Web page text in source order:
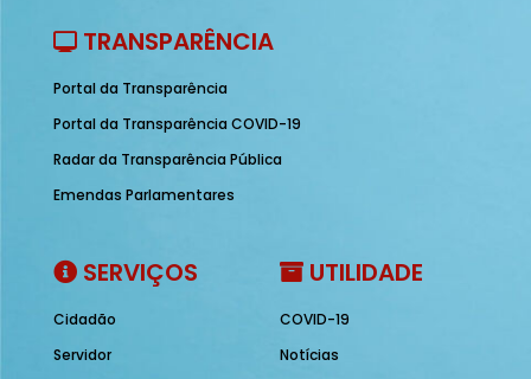
TRANSPARÊNCIA
Portal da Transparência
Portal da Transparência COVID-19
Radar da Transparência Pública
Emendas Parlamentares
SERVIÇOS
Cidadão
Servidor
UTILIDADE
COVID-19
Notícias